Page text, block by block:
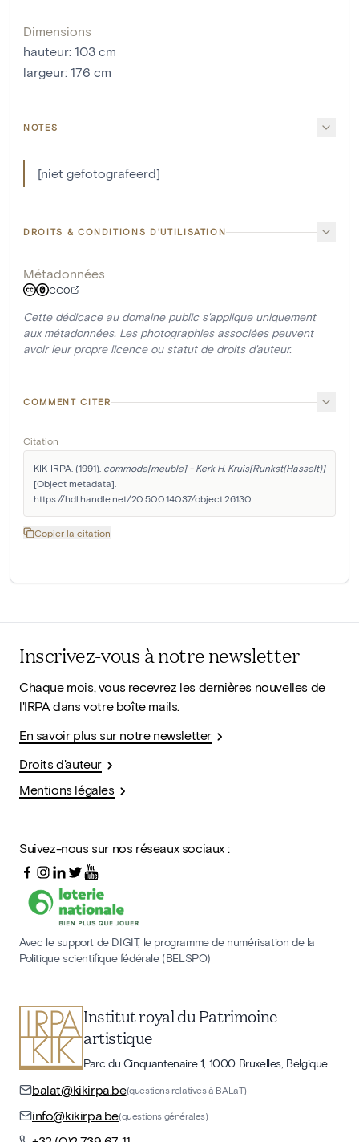
Dimensions
hauteur: 103 cm
largeur: 176 cm
NOTES
[niet gefotografeerd]
DROITS & CONDITIONS D'UTILISATION
Métadonnées
CC0
Cette dédicace au domaine public s'applique uniquement
aux métadonnées. Les photographies associées peuvent
avoir leur propre licence ou statut de droits d'auteur.
COMMENT CITER
Citation
KIK-IRPA. (1991). commode[meuble] - Kerk H. Kruis[Runkst(Hasselt)]
[Object metadata].
https://hdl.handle.net/20.500.14037/object.26130
Copier la citation
Inscrivez-vous à notre newsletter
Chaque mois, vous recevrez les dernières nouvelles de
l'IRPA dans votre boîte mails.
En savoir plus sur notre newsletter
Droits d'auteur
Mentions légales
Suivez-nous sur nos réseaux sociaux :
Avec le support de DIGIT, le programme de numérisation de la
Politique scientifique fédérale (BELSPO)
Institut royal du Patrimoine
artistique
Parc du Cinquantenaire 1, 1000 Bruxelles, Belgique
balat@kikirpa.be(questions relatives à BALaT)
info@kikirpa.be(questions générales)